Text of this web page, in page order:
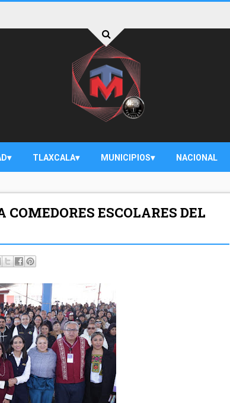
TLAXCALA MUNICIPIOS NACIONAL
ESCOLARES DEL